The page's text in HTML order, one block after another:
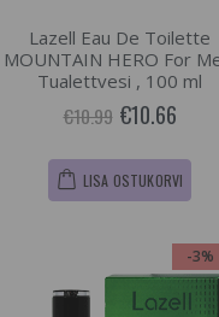
Lazell Eau De Toilette
MOUNTAIN HERO For
Tualettvesi , 100 ml
€10.99 €10.66
LISA OSTUKORVI
-3%